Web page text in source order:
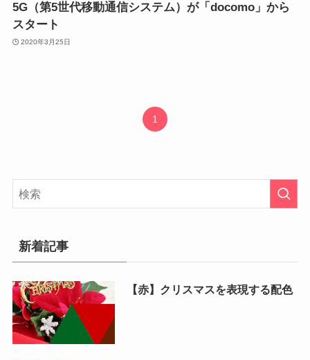
5G（第5世代移動通信システム）が「docomo」から
スタート
2020年3月25日
1
新着記事
【赤】クリスマスを表現する配色